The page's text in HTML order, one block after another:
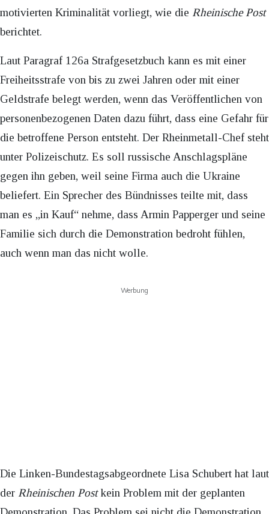
motivierten Kriminalität vorliegt, wie die Rheinische Post
berichtet.
Laut Paragraf 126a Strafgesetzbuch kann es mit einer
Freiheitsstrafe von bis zu zwei Jahren oder mit einer
Geldstrafe belegt werden, wenn das Veröffentlichen von
personenbezogenen Daten dazu führt, dass eine Gefahr für
die betroffene Person entsteht. Der Rheinmetall-Chef steht
unter Polizeischutz. Es soll russische Anschlagspläne
gegen ihn geben, weil seine Firma auch die Ukraine
beliefert. Ein Sprecher des Bündnisses teilte mit, dass
man es „in Kauf“ nehme, dass Armin Papperger und seine
Familie sich durch die Demonstration bedroht fühlen,
auch wenn man das nicht wolle.
Werbung
Die Linken-Bundestagsabgeordnete Lisa Schubert hat laut
der Rheinischen Postkein Problem mit der geplanten